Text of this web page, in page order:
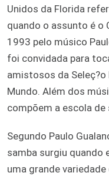
Unidos da Florida
quando o assunto é o
1993 pelo músico
foi convidada para
amistosos da Seleç?o
Mundo. Além dos
compõem a escola de
Segundo Paulo
samba surgiu quando
uma grande